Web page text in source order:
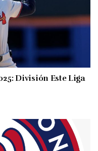
División Este Liga